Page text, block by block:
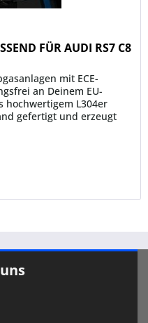
FÜR AUDI RS7 C8
mit ECE-
an Deinem EU-
hochwertigem L304er
gefertigt und erzeugt